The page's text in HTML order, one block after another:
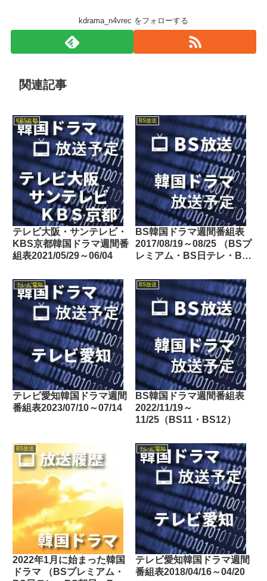
kdrama_n4vrec をフォローする
関連記事
KBS京都
テレビ大阪・サンテレビ・
KBS京都韓国ドラマ週間番
組表2021/05/29～06/04
BS放送
BS韓国ドラマ週間番組表
2017/08/19～08/25 （BSプ
レミアム・BS日テレ・BS
パン・BSフジ）
テレビ愛知
テレビ愛知韓国ドラマ週間
番組表2023/07/10～07/14
BS放送
BS韓国ドラマ週間番組表
2022/11/19～
11/25（BS11・BS12）
BS放送
2022年1月に始まった韓国
ドラマ （BSプレミアム・
テレビ愛知
テレビ愛知韓国ドラマ週間
番組表2018/04/16～04/20